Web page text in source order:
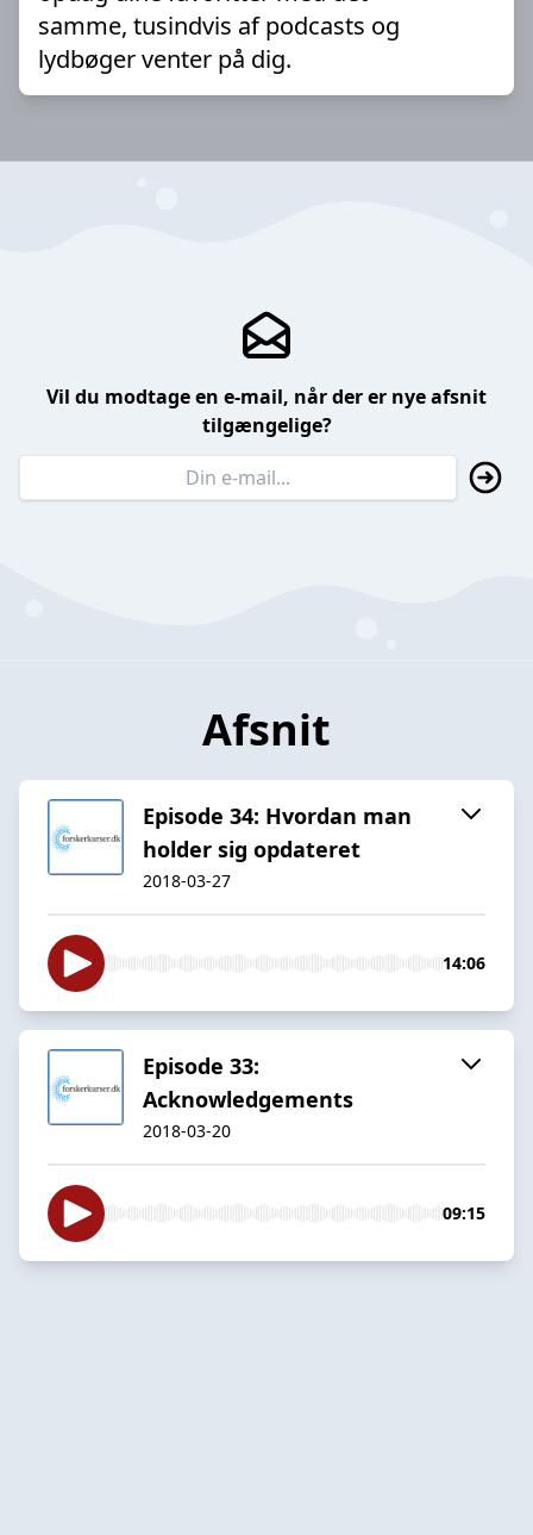
samme, tusindvis af podcasts og
lydbøger venter på dig.
Vil du modtage en e-mail, når der er nye afsnit
tilgængelige?
Afsnit
Episode 34: Hvordan man
holder sig opdateret
2018-03-27
14:06
Episode 33:
Acknowledgements
2018-03-20
09:15